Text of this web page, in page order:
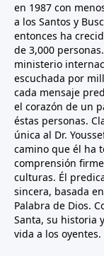
en 1987 con
a los Santos y
entonces ha
de 3,000
ministerio
escuchada por
cada mensaje
el corazón de un
éstas personas.
única al Dr.
camino que él ha
comprensión
culturas. Él
sincera, basada
Palabra de Dios.
Santa, su historia
vida a los oyentes.